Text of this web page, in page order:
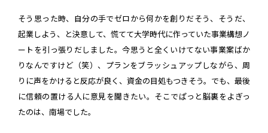
そう思った時、自分の手でゼロから何かを創りだそう、そうだ、
起業しよう、と決意して、慌てて大学時代に作っていた事業構想ノ
ートを引っ張りだしました。今思うと全くいけてない事業案ばか
りなんですけど（笑）、プランをブラッシュアップしながら、周
りに声をかけると反応が良く、資金の目処もつきそう。でも、最後
に信頼の置ける人に意見を聞きたい。そこでぱっと脳裏をよぎっ
たのは、南場でした。